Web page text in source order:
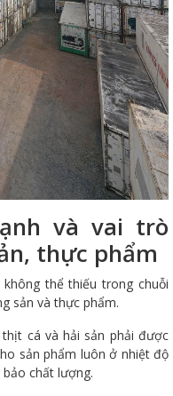
và vai trò
thực phẩm
thể thiếu trong chuỗi
sản và thực phẩm.
cá và hải sản phải được
sản phẩm luôn ở nhiệt độ
chất lượng.